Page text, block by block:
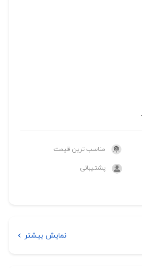
مناسب ترین قیمت
پشتیبانی
نمایش بیشتر